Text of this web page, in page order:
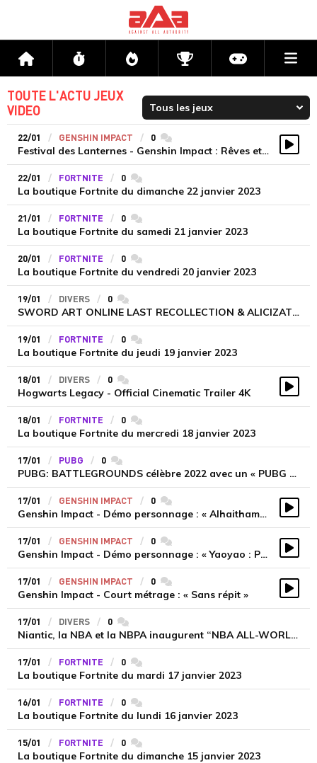
Accueil Flux Directs CompétitionsActu jeux
TOUTE L'ACTU JEUX
VIDEO
22/01 GENSHIN IMPACT 0 commentaires
Festival des Lanternes - Genshin Impact : Rêves et lanternes
22/01 FORTNITE 0 commentaires
La boutique Fortnite du dimanche 22 janvier 2023
21/01 FORTNITE 0 commentaires
La boutique Fortnite du samedi 21 janvier 2023
20/01 FORTNITE 0 commentaires
La boutique Fortnite du vendredi 20 janvier 2023
19/01 DIVERS 0 commentaires
SWORD ART ONLINE LAST RECOLLECTION & ALICIZATION LYCORIS - Official Trailer
19/01 FORTNITE 0 commentaires
La boutique Fortnite du jeudi 19 janvier 2023
18/01 DIVERS 0 commentaires
Hogwarts Legacy - Official Cinematic Trailer 4K
18/01 FORTNITE 0 commentaires
La boutique Fortnite du mercredi 18 janvier 2023
17/01 PUBG 0 commentaires
PUBG: BATTLEGROUNDS célèbre 2022 avec un « PUBG RECAP - YOUR 2022 »
17/01 GENSHIN IMPACT 0 commentaires
Genshin Impact - Démo personnage : « Alhaitham : Réfléchir avant d'agir »
17/01 GENSHIN IMPACT 0 commentaires
Genshin Impact - Démo personnage : « Yaoyao : Pureté épanouie »
17/01 GENSHIN IMPACT 0 commentaires
Genshin Impact - Court métrage : « Sans répit »
17/01 DIVERS 0 commentaires
Niantic, la NBA et la NBPA inaugurent “NBA ALL-WORLD”
17/01 FORTNITE 0 commentaires
La boutique Fortnite du mardi 17 janvier 2023
16/01 FORTNITE 0 commentaires
La boutique Fortnite du lundi 16 janvier 2023
15/01 FORTNITE 0 commentaires
La boutique Fortnite du dimanche 15 janvier 2023